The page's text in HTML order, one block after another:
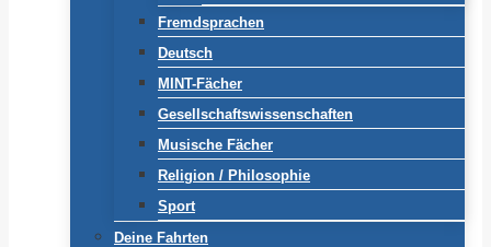
Fremdsprachen
Deutsch
MINT-Fächer
Gesellschaftswissenschaften
Musische Fächer
Religion / Philosophie
Sport
Deine Fahrten